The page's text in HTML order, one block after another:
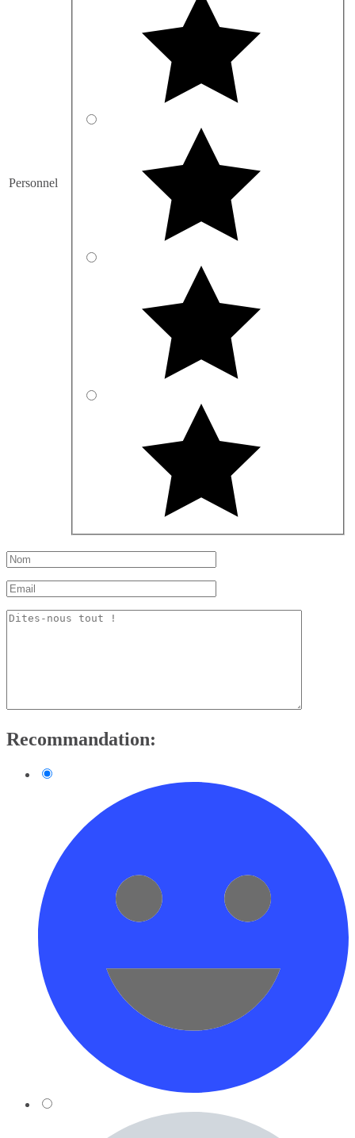
Personnel
Recommandation: